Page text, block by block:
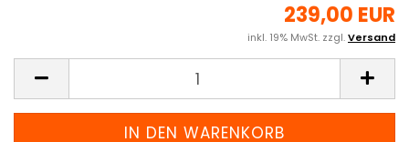
239,00 EUR
inkl. 19% MwSt. zzgl.Versand